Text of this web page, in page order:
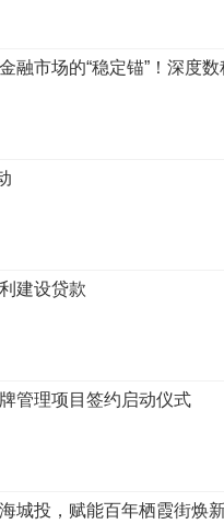
融市场的“稳定锚”！深度
建设贷款
管理项目签约启动仪式
城投，赋能百年栖霞街焕